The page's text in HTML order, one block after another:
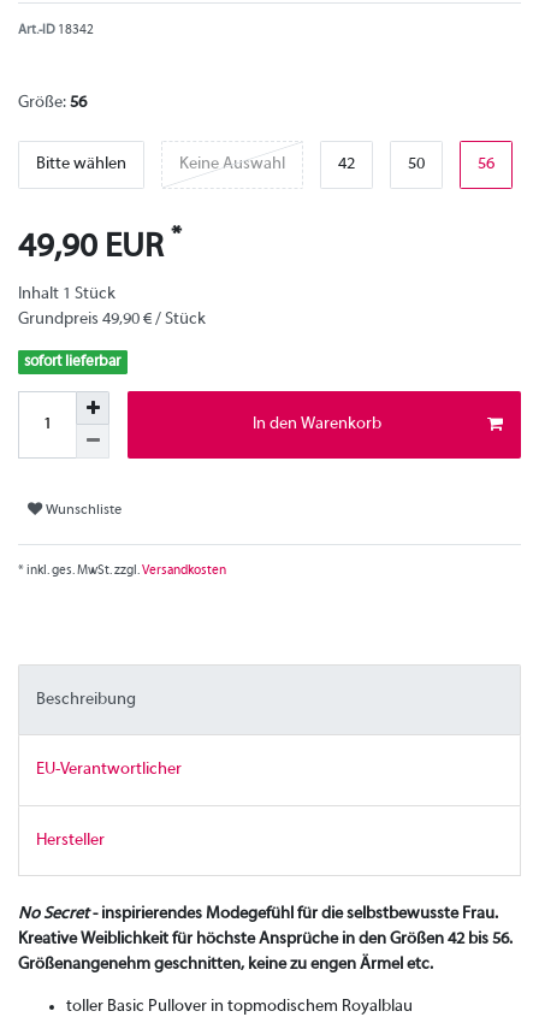
Art.-ID 18342
Größe: 56
Bitte wählen Keine Auswahl 42 50 56
49,90 EUR *
Inhalt 1 Stück
Grundpreis 49,90 € / Stück
sofort lieferbar
In den Warenkorb
Wunschliste
* inkl. ges. MwSt. zzgl.Versandkosten
Beschreibung
EU-Verantwortlicher
Hersteller
No Secret- inspirierendes Modegefühl für die selbstbewusste Frau.
Kreative Weiblichkeit für höchste Ansprüche in den Größen 42 bis 56.
Größenangenehm geschnitten, keine zu engen Ärmel etc.
toller Basic Pullover in topmodischem Royalblau